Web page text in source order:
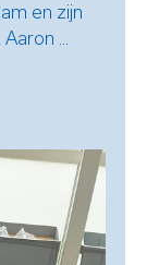
en zijn
...